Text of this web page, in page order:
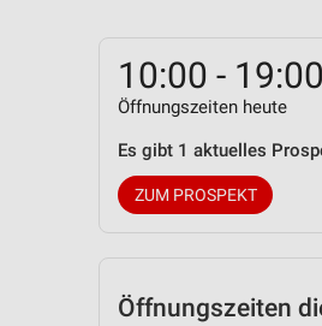
10:00 - 19:00
Öffnungszeiten heute
Es gibt 1 aktuelles
ZUM PROSPEKT
Öffnungszeiten